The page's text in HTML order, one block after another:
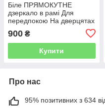
Біле ПРЯМОКУТНЕ
дзеркало в рамі Для
передпокою На дверцятах
900 ₴
Купити
Про нас
95% позитивних з 634